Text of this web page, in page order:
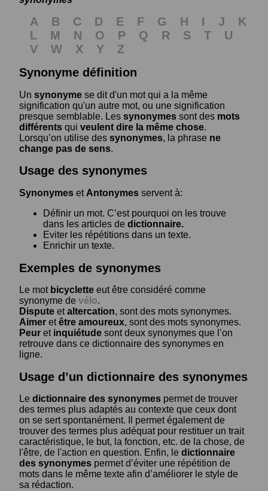
A B C D E F G H I J
K
L
M N O P Q R S T
U
V
W X Y
Z
Synonyme définition
Un synonyme se dit d'un mot qui a la même
signification qu'un autre mot, ou une signification
presque semblable. Les synonymes sont des mots
différents qui veulent dire la même chose.
Lorsqu’on utilise des synonymes, la phrase ne
change pas de sens.
Usage des synonymes
Synonymes et Antonymes servent à:
Définir un mot. C’est pourquoi on les trouve
dans les articles de dictionnaire.
Eviter les répétitions dans un texte.
Enrichir un texte.
Exemples de synonymes
Le mot bicyclette eut être considéré comme
synonyme de vélo.
Dispute etaltercation, sont des mots synonymes.
Aimer etêtre amoureux, sont des mots synonymes.
Peur et inquiétude sont deux synonymes que l’on
retrouve dans ce dictionnaire des synonymes en
ligne.
Usage d’un dictionnaire des synonymes
Le dictionnaire des synonymes permet de trouver
des termes plus adaptés au contexte que ceux dont
on se sert spontanément. Il permet également de
trouver des termes plus adéquat pour restituer un trait
caractéristique, le but, la fonction, etc. de la chose, de
l'être, de l'action en question. Enfin, le dictionnaire
des synonymes permet d’éviter une répétition de
mots dans le même texte afin d’améliorer le style de
sa rédaction.